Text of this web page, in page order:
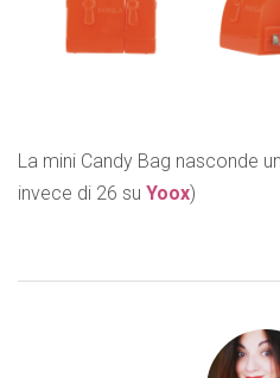
La mini Candy Bag nasconde
invece di 26 su Yoox)